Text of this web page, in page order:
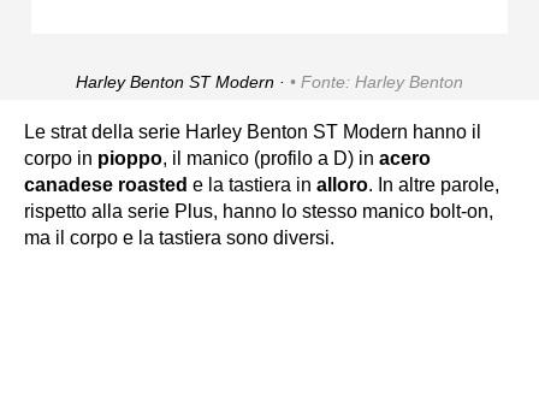
Harley Benton ST Modern · Fonte: Harley Benton
Le strat della serie Harley Benton ST Modern hanno il
corpo in pioppo, il manico (profilo a D) in acero
canadese roasted e la tastiera in alloro. In altre parole,
rispetto alla serie Plus, hanno lo stesso manico bolt-on,
ma il corpo e la tastiera sono diversi.